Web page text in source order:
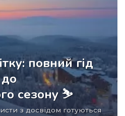
повний гід
до
сезону ⛷️